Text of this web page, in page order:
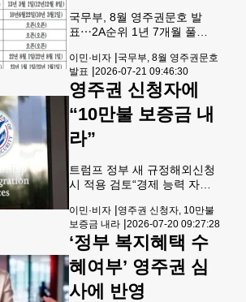
조정 보고서에 따르면, 2025
회계연도(2024년 10월~2025
년 9월)에 영주권을 취득한 한
국 국적자는 총 1만3,350명으
로 집계됐다. 이는 전년도의 1
만4,850명보다 1,500명
(10.1%) 줄어든 수치다.
국무부, 8월 영주권문호 발
표⋯2A순위 1년 7개월 풀
처럼 큰 보폭을 내디뎠다.연방
국무부가 20일 발표한 8월 영
주권 문호에 따르면 가족이민
의 영주권판정 우선수속일자
(Final action date)가 부문별
로 최대 1년 8개월 가까이 진
전됐다.우선 미 시민권자의 21
세 이상 성년 미혼자녀들이 대
상인 가족이민 1순위는 영주권
판정일자가 2018년 12월15일
로 10개월 2주 개선됐다. 특히
영주권자의 배우자 및 미성년
자녀들이 대상인 2A 순위는 영
주권 판정일자가 2026년 7월
22일로 무려 1
이민·비자 |국무부, 8월 영주권문호
발표 |2026-07-21 09:46:30
영주권 신청자에
“10만불 보증금 내
라”
트럼프 정부 새 규정해외신청
시 적용 검토“경제 능력 자격
신청자들에게 최대 10만 달러
의 보증금을 부과하는 방안을
검토하고 있는 것으로 알려져
논란이 일고 있다. 이같은 규정
이 실제 시행될 경우 미국 이민
비용이 크게 증가하면서 영주
이민·비자 |영주권 신청자, 10만불
보증금 내라 |2026-07-20 09:27:28
‘정부 복지혜택 수
혜여부’ 영주권 심
사에 반영